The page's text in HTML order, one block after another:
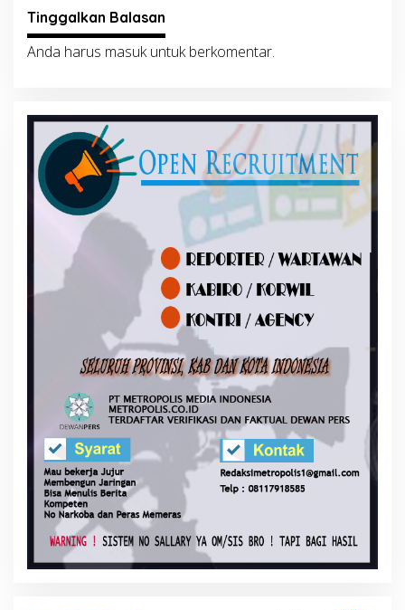
Tinggalkan Balasan
Anda harus masukuntuk berkomentar.